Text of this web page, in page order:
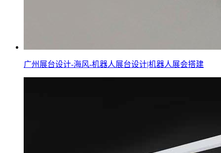
广州展台设计-海风-机器人展台设计|机器人展会搭建